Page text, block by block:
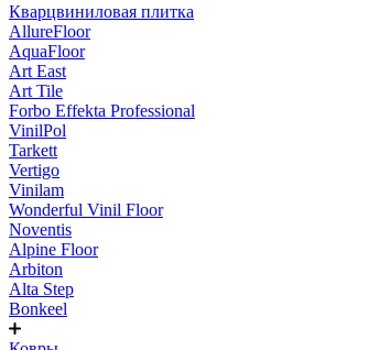
Кварцвиниловая плитка
AllureFloor
AquaFloor
Art East
Art Tile
Forbo Effekta Professional
VinilPol
Tarkett
Vertigo
Vinilam
Wonderful Vinil Floor
Noventis
Alpine Floor
Arbiton
Alta Step
Bonkeel